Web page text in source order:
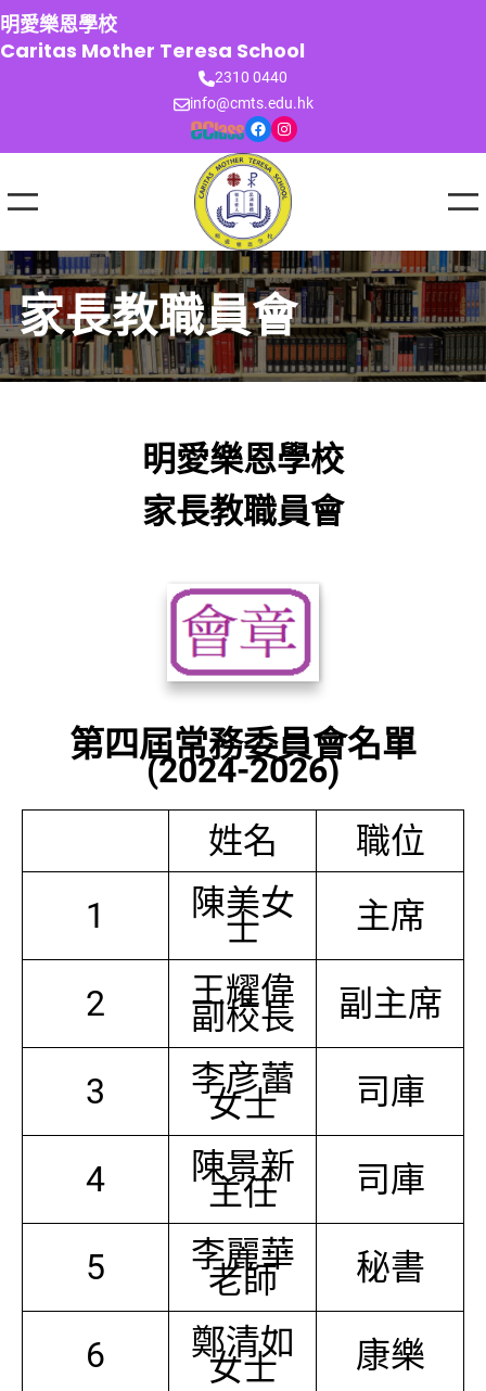
跳
至
主
明愛樂恩學校
Caritas Mother Teresa School
2310 0440
info@cmts.edu.hk
Facebook Instagram
家長教職員會
明愛樂恩學校
家長教職員會
第四屆常務委員會名單
(2024-2026)
姓名
職位
1
陳美女
士 主席
2 王耀偉
副校長 副主席
3 李彦蕾
女士 司庫
4 陳景新
主任 司庫
5 李麗華
老師 秘書
6 鄭清如
女士 康樂